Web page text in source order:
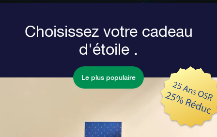
Choisissez votre cadeau
d'étoile .
Le plus populaire